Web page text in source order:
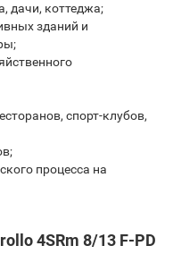
дачи, коттеджа;
зданий и
спорт-клубов,
процесса на
4SRm 8/13 F-PD